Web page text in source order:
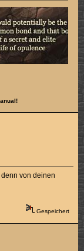
von deinen
Gespeichert